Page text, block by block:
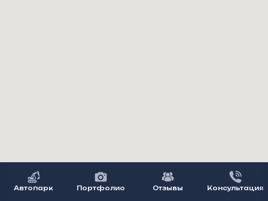
Автопарк Портфолио Отзывы Консультация